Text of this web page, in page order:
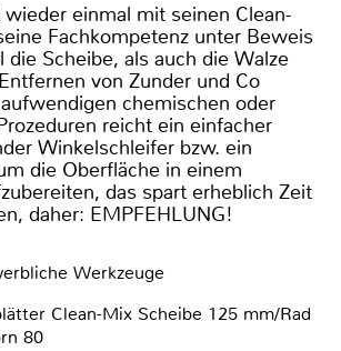
einmal mit seinen Clean-
Fachkompetenz unter Beweis
Scheibe, als auch die Walze
von Zunder und Co
chemischen oder
reicht ein einfacher
Winkelschleifer bzw. ein
die Oberfläche in einem
das spart erheblich Zeit
daher: EMPFEHLUNG!
Werkzeuge
Clean-Mix Scheibe 125 mm/Rad
80